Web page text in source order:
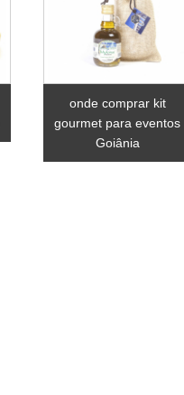
onde comprar kit
gourmet para eventos
Goiânia